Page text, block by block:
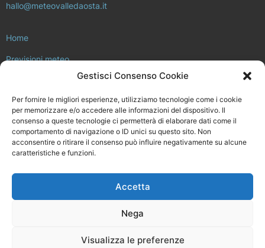
Gestisci Consenso Cookie
Per fornire le migliori esperienze, utilizziamo tecnologie come i cookie
per memorizzare e/o accedere alle informazioni del dispositivo. Il
consenso a queste tecnologie ci permetterà di elaborare dati come il
comportamento di navigazione o ID unici su questo sito. Non
acconsentire o ritirare il consenso può influire negativamente su alcune
caratteristiche e funzioni.
Accetta
Nega
Visualizza le preferenze
hallo@meteovalledaosta.it
Home
Previsioni meteo
Approfondimenti meteo e clima
Consulta la rete di stazioni meteo
Il progetto Meteo Valle d’Aosta
Installa la tua stazione meteo
Meteovalledaosta.it non è in alcun modo legato a Regione Valle
d’Aosta, né ad ARPA Valle d’Aosta.
Disegnato e sviluppato da Fluens Comunicazione